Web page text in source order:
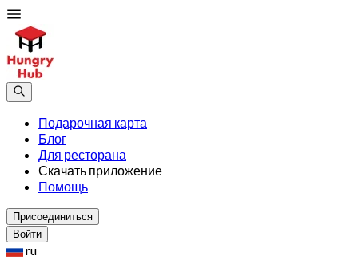
Подарочная карта
Блог
Для ресторана
Скачать приложение
Помощь
Присоединиться
Войти
ru